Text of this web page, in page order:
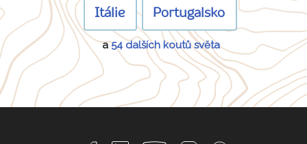
Itálie Portugalsko
a54 dalších koutů světa